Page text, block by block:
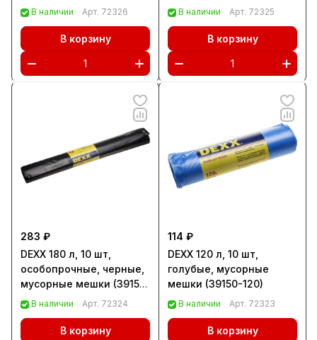
хозяйственные,
мусорные мешки
(39158-95)
В наличии Арт. 72326
В корзину
хозяйственные,
мусорные мешки
(39158-105)
В наличии Арт. 72325
В корзину
283 ₽
DEXX 180 л, 10 шт,
особопрочные, черные,
мусорные мешки (39151-
180)В наличии Арт. 72324
В корзину
114 ₽
DEXX 120 л, 10 шт,
голубые, мусорные
мешки (39150-120)
В наличии Арт. 72323
В корзину